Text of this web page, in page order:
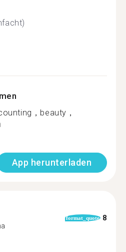
，beauty，
App herunterladen
format_quote 8